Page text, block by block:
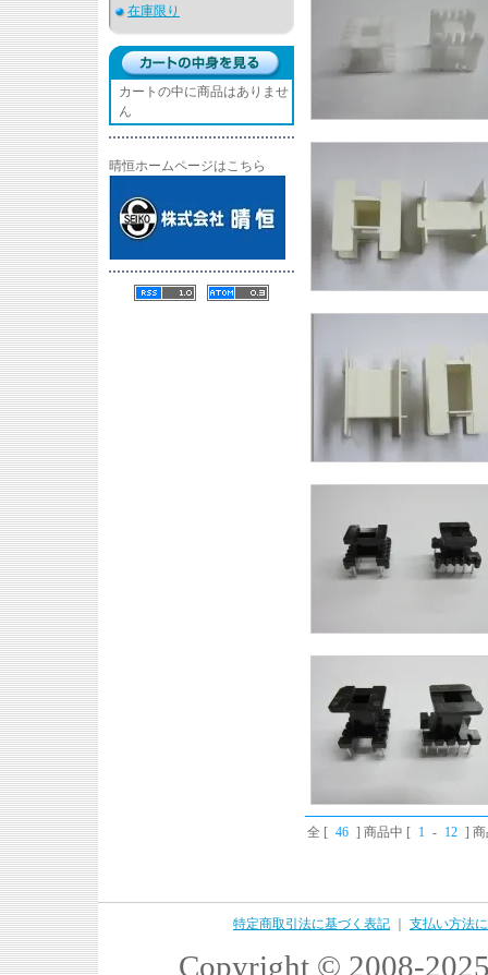
在庫限り
カートの中に商品はありませ
ん
晴恒ホームページはこちら
全 [ 46 ] 商品中 [ 1 - 12 ] 商
特定商取引法に基づく表記 支払い方法
Copyright © 2008-